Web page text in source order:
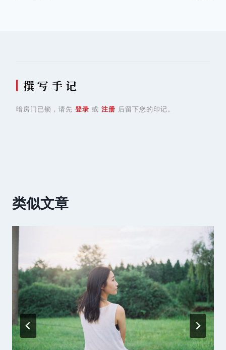
撰 写 手 记
暗房门已锁，请先 登录 或 注册 后留下您的印记。
类似文章